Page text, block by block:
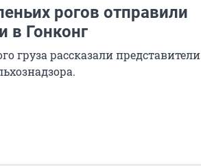
рогов отправили
в Гонконг
груза рассказали представители